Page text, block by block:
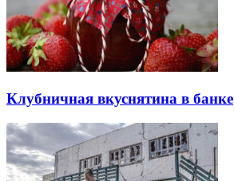
Клубничная вкуснятина в банке